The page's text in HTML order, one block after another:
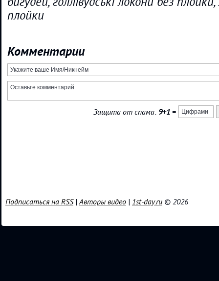
плойки
Комментарии
Защита от спама: 9+1 =
Подписаться на RSS|Авторы видео | 1st-day.ru © 2026